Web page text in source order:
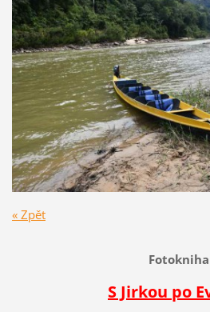
« Zpět
Fotokniha
S Jirkou po